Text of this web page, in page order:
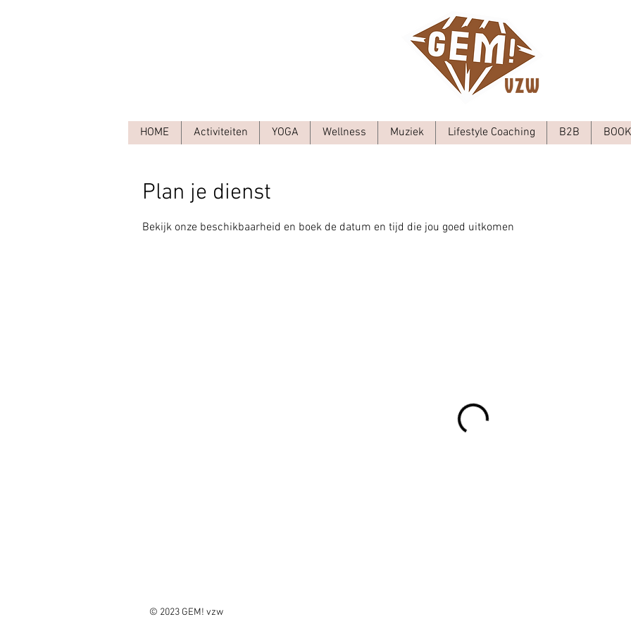
HOME Activiteiten YOGA Wellness Muziek Lifestyle Coaching B2B
Plan je dienst
Bekijk onze beschikbaarheid en boek de datum en tijd die jou goed uitkomen
© 2023 GEM! vzw